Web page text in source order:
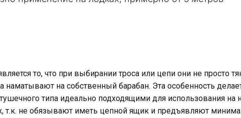
то, что при выбирании троса или цепи они не просто
на собственный барабан. Эта особенность
типа идеально подходящими для использования на
т.к. не обязывают иметь цепной ящик и предъявляют